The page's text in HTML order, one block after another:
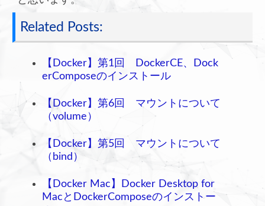
Related Posts:
【Docker】第1回 DockerCE、Dock
erComposeのインストール
【Docker】第6回 マウントについて
（volume）
【Docker】第5回 マウントについて
（bind）
【Docker Mac】Docker Desktop for
MacとDockerComposeのインストー